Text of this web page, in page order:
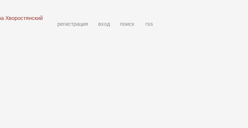
Хворостянский
регистрация
вход поиск rss